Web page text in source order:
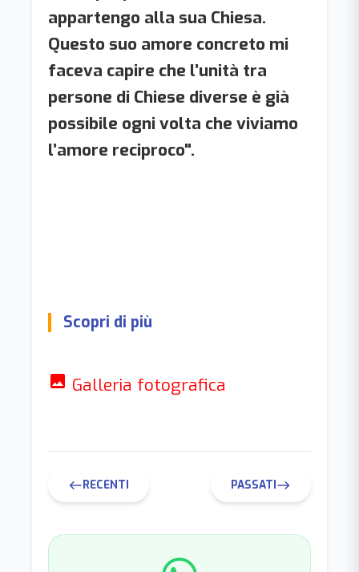
appartengo alla sua Chiesa.
Questo suo amore concreto mi
faceva capire che l’unità tra
persone di Chiese diverse è già
possibile ogni volta che viviamo
l’amore reciproco".
Scopri di più
photo Galleria fotografica
west RECENTI PASSATI east